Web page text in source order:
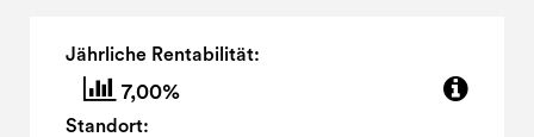
Jährliche Rentabilität:
7,00%
Standort: